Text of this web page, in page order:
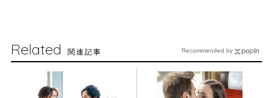
Related 関連記事 Recommended by